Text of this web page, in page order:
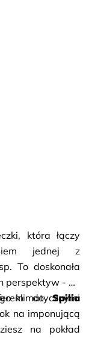
która łączy
jednej z
To doskonała
perspektyw - od
klimatycznymi
do Spilia
na pokład